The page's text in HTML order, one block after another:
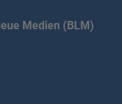
Medien (BLM)